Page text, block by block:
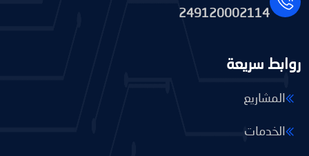
249120002114
روابط سريعة
المشاريع
الخدمات